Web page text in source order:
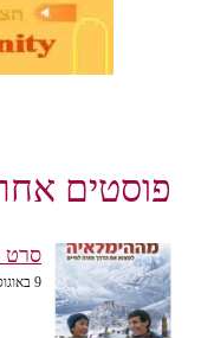
פוסטים
סרט
9 באוגוסט 2026